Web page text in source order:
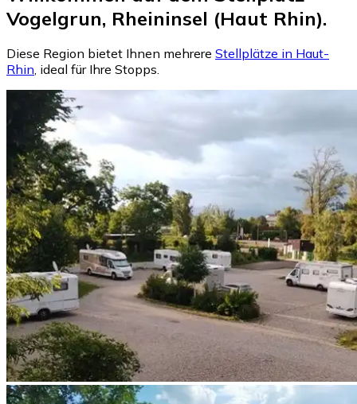
Vogelgrun, Rheininsel (Haut Rhin).
Diese Region bietet Ihnen mehrere Stellplätze in Haut-
Rhin, ideal für Ihre Stopps.